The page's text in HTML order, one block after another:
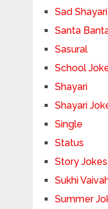
Sad Shayari
Santa
Sasural
School
Shayari
Shayari
Single
Status
Story Jokes
Sukhi
Summer